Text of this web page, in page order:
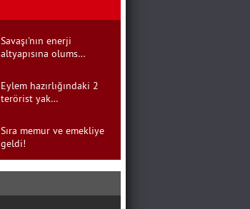
Savaşı'nın enerji
altyapısına olums…
Eylem hazırlığındaki 2
terörist yak…
Sıra memur ve emekliye
geldi!